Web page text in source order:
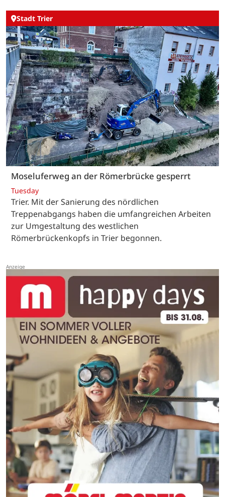
Stadt Trier
Moseluferweg an der Römerbrücke gesperrt
Tuesday
Trier. Mit der Sanierung des nördlichen
Treppenabgangs haben die umfangreichen Arbeiten
zur Umgestaltung des westlichen
Römerbrückenkopfs in Trier begonnen.